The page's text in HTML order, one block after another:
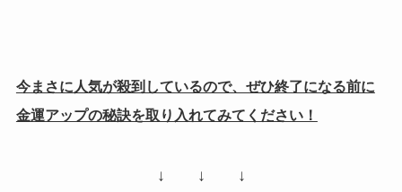
今まさに人気が殺到しているので、ぜひ終了になる前に
金運アップの秘訣を取り入れてみてください！
↓ ↓ ↓